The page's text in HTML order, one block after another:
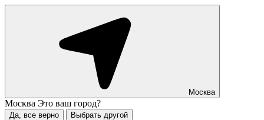
Москва
Москва Это ваш город?
Да, все верно Выбрать другой